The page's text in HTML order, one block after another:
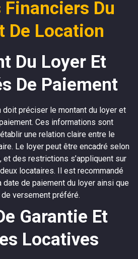
Du
De Location
Du Loyer Et
De Paiement
doit préciser le montant du loyer et
Ces informations sont
une relation claire entre le
Le loyer peut être encadré selon
et des restrictions s’appliquent sur
deux locataires. Il est recommandé
date de paiement du loyer ainsi que
de versement préféré.
Garantie Et
Locatives